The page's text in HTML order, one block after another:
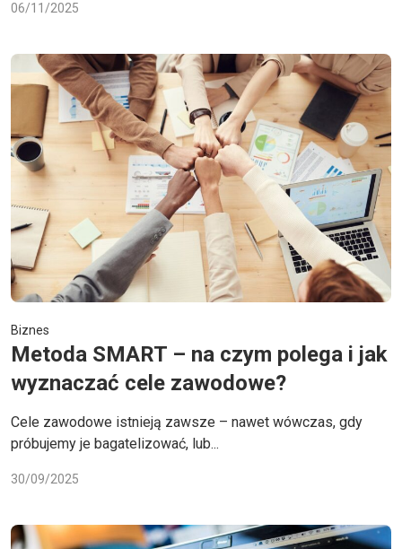
06/11/2025
Biznes
Metoda SMART – na czym polega i jak
wyznaczać cele zawodowe?
Cele zawodowe istnieją zawsze – nawet wówczas, gdy
próbujemy je bagatelizować, lub...
30/09/2025